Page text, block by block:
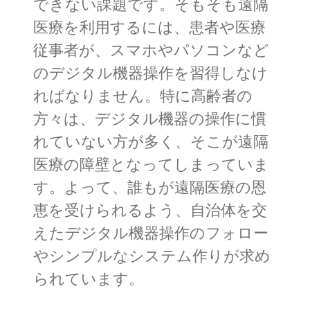
できない課題です。そもそも遠隔
医療を利用するには、患者や医療
従事者が、スマホやパソコンなど
のデジタル機器操作を習得しなけ
ればなりません。特に高齢者の
方々は、デジタル機器の操作に慣
れていない方が多く、そこが遠隔
医療の障壁となってしまっていま
す。よって、誰もが遠隔医療の恩
恵を受けられるよう、自治体を交
えたデジタル機器操作のフォロー
やシンプルなシステム作りが求め
られています。